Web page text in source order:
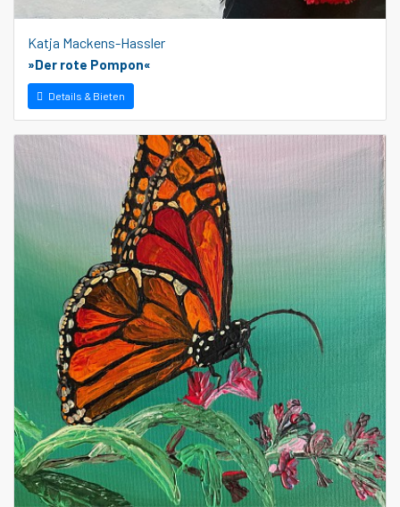
Katja Mackens-Hassler
»Der rote Pompon«
Details & Bieten